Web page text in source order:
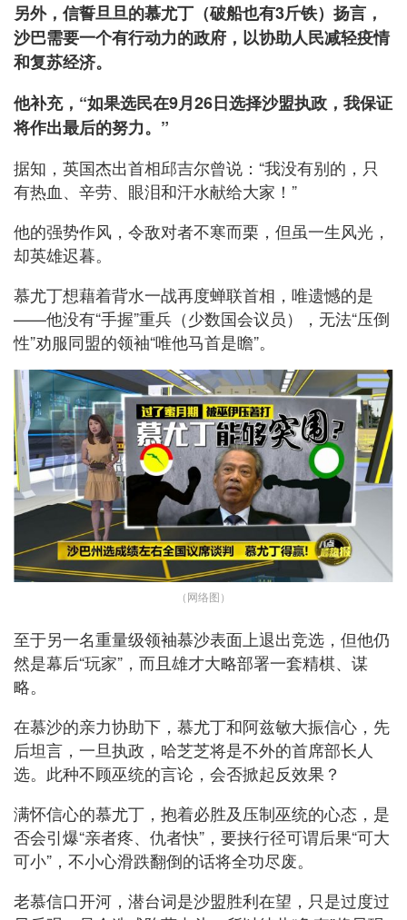
另外，信誓旦旦的慕尤丁（破船也有3斤铁）扬言，
沙巴需要一个有行动力的政府，以协助人民减轻疫情
和复苏经济。
他补充，“如果选民在9月26日选择沙盟执政，我保证
将作出最后的努力。”
据知，英国杰出首相邱吉尔曾说：“我没有别的，只
有热血、辛劳、眼泪和汗水献给大家！”
他的强势作风，令敌对者不寒而栗，但虽一生风光，
却英雄迟暮。
慕尤丁想藉着背水一战再度蝉联首相，唯遗憾的是
——他没有“手握”重兵（少数国会议员），无法“压倒
性”劝服同盟的领袖“唯他马首是瞻”。
（网络图）
至于另一名重量级领袖慕沙表面上退出竞选，但他仍
然是幕后“玩家”，而且雄才大略部署一套精棋、谋
略。
在慕沙的亲力协助下，慕尤丁和阿兹敏大振信心，先
后坦言，一旦执政，哈芝芝将是不外的首席部长人
选。此种不顾巫统的言论，会否掀起反效果？
满怀信心的慕尤丁，抱着必胜及压制巫统的心态，是
否会引爆“亲者疼、仇者快”，要挟行径可谓后果“可大
可小”，不小心滑跌翻倒的话将全功尽废。
老慕信口开河，潜台词是沙盟胜利在望，只是过度过